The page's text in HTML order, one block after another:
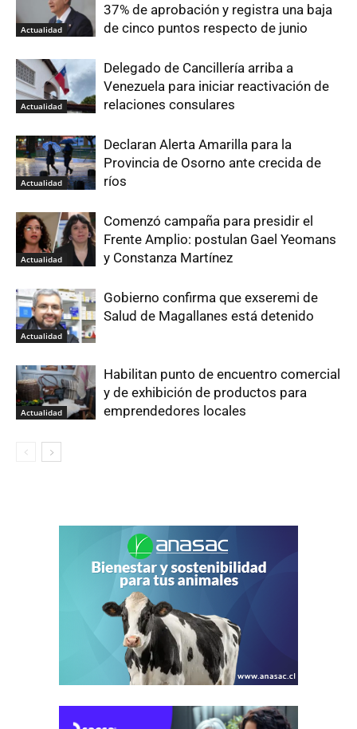
Actualidad
37% de aprobación y registra una baja
de cinco puntos respecto de junio
Actualidad
Delegado de Cancillería arriba a
Venezuela para iniciar reactivación de
relaciones consulares
Actualidad
Declaran Alerta Amarilla para la
Provincia de Osorno ante crecida de
ríos
Actualidad
Comenzó campaña para presidir el
Frente Amplio: postulan Gael Yeomans
y Constanza Martínez
Actualidad
Gobierno confirma que exseremi de
Salud de Magallanes está detenido
Actualidad
Habilitan punto de encuentro comercial
y de exhibición de productos para
emprendedores locales